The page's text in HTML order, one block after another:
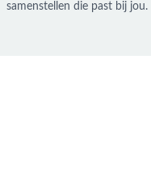
samenstellen die past bij jou.